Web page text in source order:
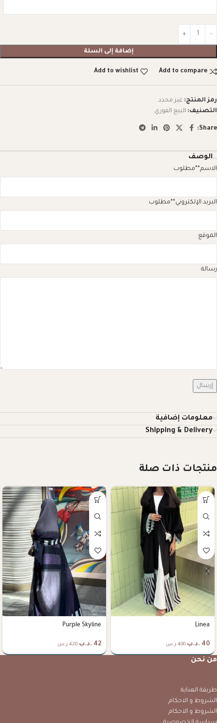
إضافة إلى السلة
Add to compare
Add to wishlist
رمز المنتج: غير محدد
التصنيف: البيع الفوري
Share:
الوصف
الاسم**مطلوب
البريد الإلكتروني**مطلوب
الموقع
رسالة
إرسال
معلومات إضافية
Shipping & Delivery
منتجات ذات صلة
Linea
40 .د.ب 400 ر.س
Purple Skyline
42 .د.ب 420 ر.س
من نحن
طريقة العناية
الشروط و الاحكام
الشروط و الاحكام